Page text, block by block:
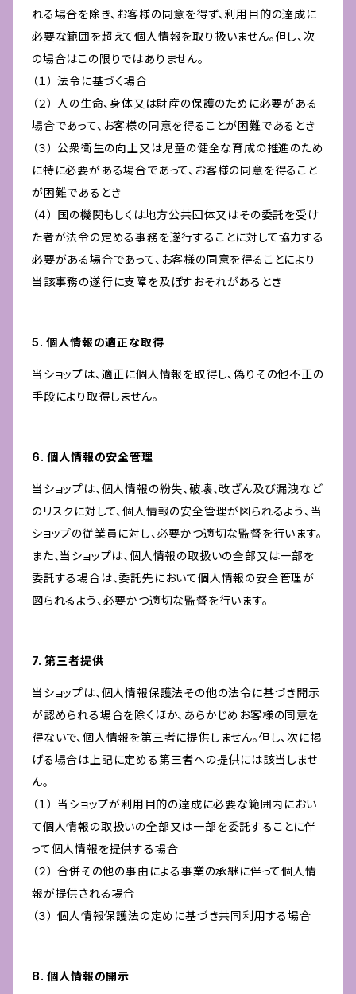
れる場合を除き、お客様の同意を得ず、利用目的の達成に
必要な範囲を超えて個人情報を取り扱いません。但し、次
の場合はこの限りではありません。
（１） 法令に基づく場合
（２） 人の生命、身体又は財産の保護のために必要がある
場合であって、お客様の同意を得ることが困難であるとき
（３） 公衆衛生の向上又は児童の健全な育成の推進のため
に特に必要がある場合であって、お客様の同意を得ること
が困難であるとき
（４） 国の機関もしくは地方公共団体又はその委託を受け
た者が法令の定める事務を遂行することに対して協力する
必要がある場合であって、お客様の同意を得ることにより
当該事務の遂行に支障を及ぼすおそれがあるとき
5. 個人情報の適正な取得
当ショップは、適正に個人情報を取得し、偽りその他不正の
手段により取得しません。
6. 個人情報の安全管理
当ショップは、個人情報の紛失、破壊、改ざん及び漏洩など
のリスクに対して、個人情報の安全管理が図られるよう、当
ショップの従業員に対し、必要かつ適切な監督を行います。
また、当ショップは、個人情報の取扱いの全部又は一部を
委託する場合は、委託先において個人情報の安全管理が
図られるよう、必要かつ適切な監督を行います。
7. 第三者提供
当ショップは、個人情報保護法その他の法令に基づき開示
が認められる場合を除くほか、あらかじめお客様の同意を
得ないで、個人情報を第三者に提供しません。但し、次に掲
げる場合は上記に定める第三者への提供には該当しませ
ん。
（１） 当ショップが利用目的の達成に必要な範囲内におい
て個人情報の取扱いの全部又は一部を委託することに伴
って個人情報を提供する場合
（２） 合併その他の事由による事業の承継に伴って個人情
報が提供される場合
（３） 個人情報保護法の定めに基づき共同利用する場合
8. 個人情報の開示